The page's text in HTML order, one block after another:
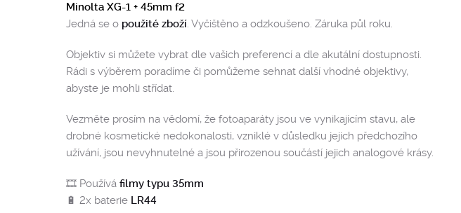
Minolta XG-1 + 45mm f2
Jedná se o použité zboží. Vyčištěno a odzkoušeno. Záruka půl roku.
Objektiv si můžete vybrat dle vašich preferencí a dle akutální dostupnosti.
Rádi s výběrem poradíme či pomůžeme sehnat další vhodné objektivy,
abyste je mohli střídat.
Vezměte prosím na vědomí, že fotoaparáty jsou ve vynikajícím stavu, ale
drobné kosmetické nedokonalosti, vzniklé v důsledku jejich předchozího
užívání, jsou nevyhnutelné a jsou přirozenou součástí jejich analogové krásy.
🎞️ Používáfilmy typu 35mm
🔋 2x baterie LR44